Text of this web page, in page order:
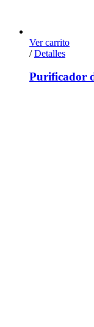
Ver carrito
/ Detalles
Purificador